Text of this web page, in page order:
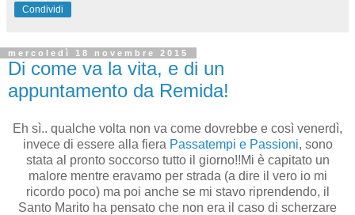
Condividi
mercoledì 18 novembre 2015
Di come va la vita, e di un
appuntamento da Remida!
Eh sì.. qualche volta non va come dovrebbe e così venerdì,
invece di essere alla fiera Passatempi e Passioni, sono
stata al pronto soccorso tutto il giorno!!Mi è capitato un
malore mentre eravamo per strada (a dire il vero io mi
ricordo poco) ma poi anche se mi stavo riprendendo, il
Santo Marito ha pensato che non era il caso di scherzare